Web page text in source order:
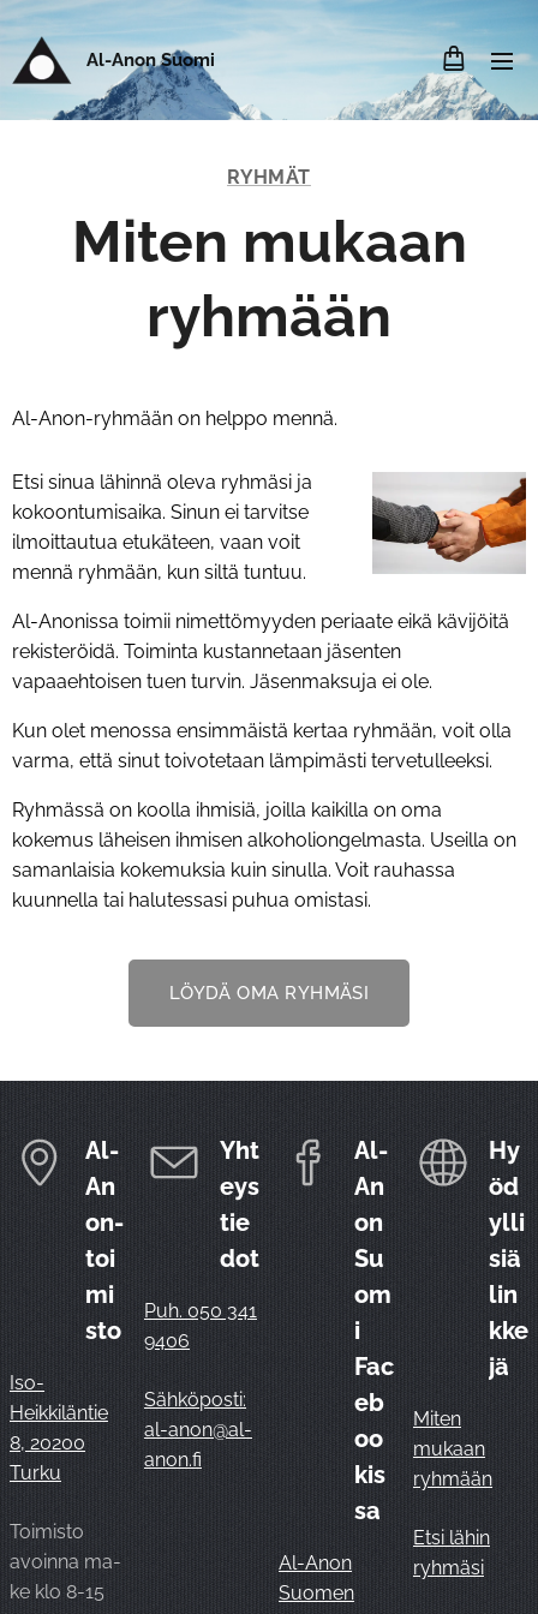
Al-Anon Suomi
RYHMÄT
Miten mukaan
ryhmään
Al-Anon-ryhmään on helppo mennä.
Etsi sinua lähinnä oleva ryhmäsi ja
kokoontumisaika. Sinun ei tarvitse
ilmoittautua etukäteen, vaan voit
mennä ryhmään, kun siltä tuntuu.
Al-Anonissa toimii nimettömyyden periaate eikä kävijöitä
rekisteröidä. Toiminta kustannetaan jäsenten
vapaaehtoisen tuen turvin. Jäsenmaksuja ei ole.
Kun olet menossa ensimmäistä kertaa ryhmään, voit olla
varma, että sinut toivotetaan lämpimästi tervetulleeksi.
Ryhmässä on koolla ihmisiä, joilla kaikilla on oma
kokemus läheisen ihmisen alkoholiongelmasta. Useilla on
samanlaisia kokemuksia kuin sinulla. Voit rauhassa
kuunnella tai halutessasi puhua omistasi.
LÖYDÄ OMA RYHMÄSI
Al-
An
on-
toi
mi
sto
Iso-
Heikkiläntie
8, 20200
Turku
Toimisto
avoinna ma-
ke klo 8-15
Yht
eys
tie
dot
Puh. 050 341
9406
Sähköposti:
al-anon@al-
anon.fi
Al-
An
on
Su
om
i
Fac
eb
oo
kis
sa
Al-Anon
Suomen
Hy
öd
ylli
siä
lin
kke
jä
Miten
mukaan
ryhmään
Etsi lähin
ryhmäsi